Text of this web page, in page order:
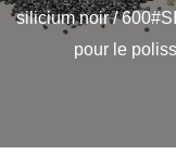
silicium noir/
pour le